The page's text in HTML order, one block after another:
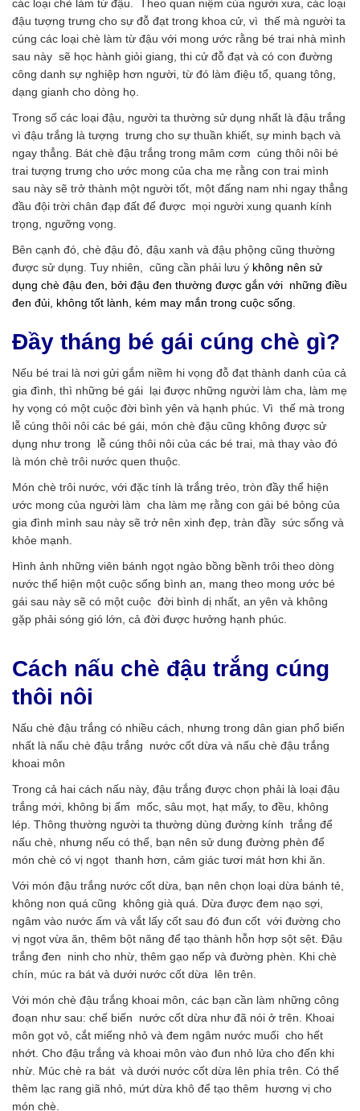
các loại chè làm từ đậu. Theo quan niệm của người xưa, các loại
đậu tượng trưng cho sự đỗ đạt trong khoa cử, vì thế mà người ta
cúng các loại chè làm từ đậu với mong ước rằng bé trai nhà mình
sau này sẽ học hành giỏi giang, thi cử đỗ đạt và có con đường
công danh sự nghiệp hơn người, từ đó làm điệu tổ, quang tông,
dạng gianh cho dòng họ.
Trong số các loại đậu, người ta thường sử dụng nhất là đậu trắng
vì đậu trắng là tượng trưng cho sự thuần khiết, sự minh bạch và
ngay thẳng. Bát chè đậu trắng trong mâm cơm cúng thôi nôi bé
trai tượng trưng cho ước mong của cha mẹ rằng con trai mình
sau này sẽ trở thành một người tốt, một đấng nam nhi ngay thẳng
đầu đội trời chân đạp đất để được mọi người xung quanh kính
trọng, ngưỡng vọng.
Bên cạnh đó, chè đậu đỏ, đậu xanh và đậu phộng cũng thường
được sử dụng. Tuy nhiên, cũng cần phải lưu ý không nên sử
dụng chè đậu đen, bởi đậu đen thường được gắn với những điều
đen đủi, không tốt lành, kém may mắn trong cuộc sống.
Đầy tháng bé gái cúng chè gì?
Nếu bé trai là nơi gửi gắm niềm hi vọng đỗ đạt thành danh của cả
gia đình, thì những bé gái lại được những người làm cha, làm mẹ
hy vọng có một cuộc đời bình yên và hạnh phúc. Vì thế mà trong
lễ cúng thôi nôi các bé gái, món chè đậu cũng không được sử
dụng như trong lễ cúng thôi nôi của các bé trai, mà thay vào đó
là món chè trôi nước quen thuộc.
Món chè trôi nước, với đặc tính là trắng trẻo, tròn đầy thể hiện
ước mong của người làm cha làm mẹ rằng con gái bé bỏng của
gia đình mình sau này sẽ trở nên xinh đẹp, tràn đầy sức sống và
khỏe mạnh.
Hình ảnh những viên bánh ngọt ngào bồng bềnh trôi theo dòng
nước thể hiện một cuộc sống bình an, mang theo mong ước bé
gái sau này sẽ có một cuộc đời bình dị nhất, an yên và không
gặp phải sóng gió lớn, cả đời được hưởng hạnh phúc.
Cách nấu chè đậu trắng cúng
thôi nôi
Nấu chè đậu trắng có nhiều cách, nhưng trong dân gian phổ biến
nhất là nấu chè đậu trắng nước cốt dừa và nấu chè đậu trắng
khoai môn
Trong cả hai cách nấu này, đậu trắng được chọn phải là loại đậu
trắng mới, không bị ẩm mốc, sâu mọt, hạt mẩy, to đều, không
lép. Thông thường người ta thường dùng đường kính trắng để
nấu chè, nhưng nếu có thể, bạn nên sử dung đường phèn để
món chè có vị ngọt thanh hơn, cảm giác tươi mát hơn khi ăn.
Với món đậu trắng nước cốt dừa, bạn nên chọn loại dừa bánh tẻ,
không non quá cũng không già quá. Dừa được đem nạo sợi,
ngâm vào nước ấm và vắt lấy cốt sau đó đun cốt với đường cho
vị ngọt vừa ăn, thêm bột năng để tạo thành hỗn hợp sột sệt. Đậu
trắng đen ninh cho nhừ, thêm gạo nếp và đường phèn. Khi chè
chín, múc ra bát và dưới nước cốt dừa lên trên.
Với món chè đậu trắng khoai môn, các bạn cần làm những công
đoạn như sau: chế biến nước cốt dừa như đã nói ở trên. Khoai
môn gọt vỏ, cắt miếng nhỏ và đem ngâm nước muối cho hết
nhớt. Cho đậu trắng và khoai môn vào đun nhỏ lửa cho đến khi
nhừ. Múc chè ra bát và dưới nước cốt dừa lên phía trên. Có thể
thêm lạc rang giã nhỏ, mứt dừa khô để tạo thêm hương vị cho
món chè.